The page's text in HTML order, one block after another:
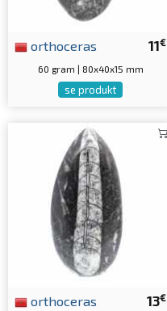
11€
orthoceras
60 gram | 80x40x15 mm
se produkt
13€
orthoceras